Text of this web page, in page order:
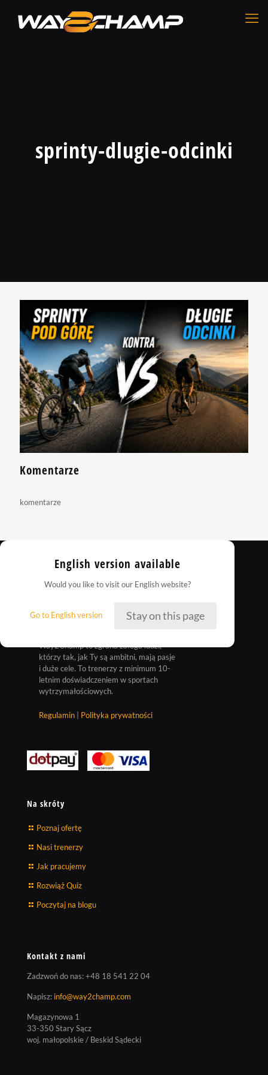
sprinty-dlugie-odcinki
Komentarze
komentarze
Way2Champ to zgrana załoga ludzi,
którzy tak, jak Ty są ambitni, mają pasje
i duże cele. To trenerzy z minimum 10-
letnim doświadczeniem w sportach
wytrzymałościowych.
Regulamin Polityka prywatności
Na skróty
Poznaj ofertę
Nasi trenerzy
Jak pracujemy
Rozwiąż Quiz
Poczytaj na blogu
Kontakt z nami
Zadzwoń do nas:+48 18 541 22 04
Napisz: info@way2champ.com
Magazynowa 1
33-350 Stary Sącz
woj. małopolskie / Beskid Sądecki
English version available
Would you like to visit our English website?
Go to English version Stay on this page